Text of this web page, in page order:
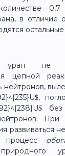
в отличие
остальные
уран не
цепной
нейтронов,
При
развиваться
процесс